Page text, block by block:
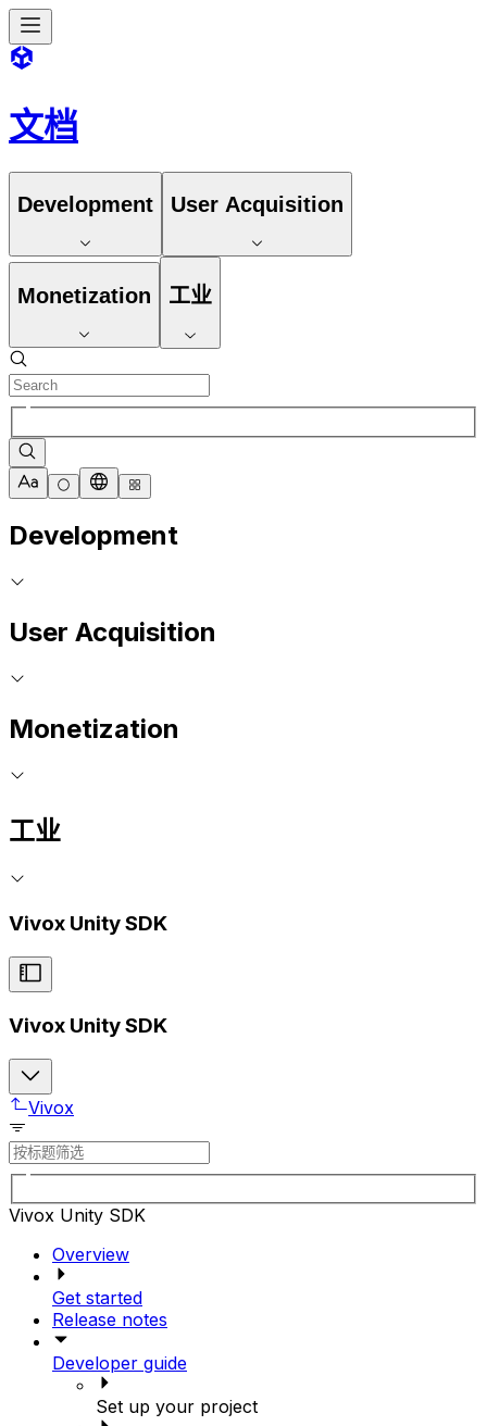
文档
Development User Acquisition
Monetization 工业
Development
User Acquisition
Monetization
工业
Vivox Unity SDK
Vivox Unity SDK
Vivox
Vivox Unity SDK
Overview
Get started
Release notes
Developer guide
Set up your project